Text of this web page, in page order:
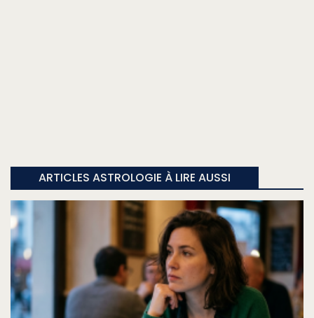
ARTICLES ASTROLOGIE À LIRE AUSSI